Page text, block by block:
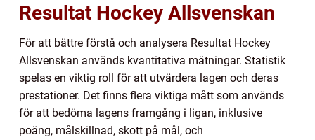
Resultat Hockey Allsvenskan
För att bättre förstå och analysera Resultat Hockey
Allsvenskan används kvantitativa mätningar. Statistik
spelas en viktig roll för att utvärdera lagen och deras
prestationer. Det finns flera viktiga mått som används
för att bedöma lagens framgång i ligan, inklusive
poäng, målskillnad, skott på mål, och